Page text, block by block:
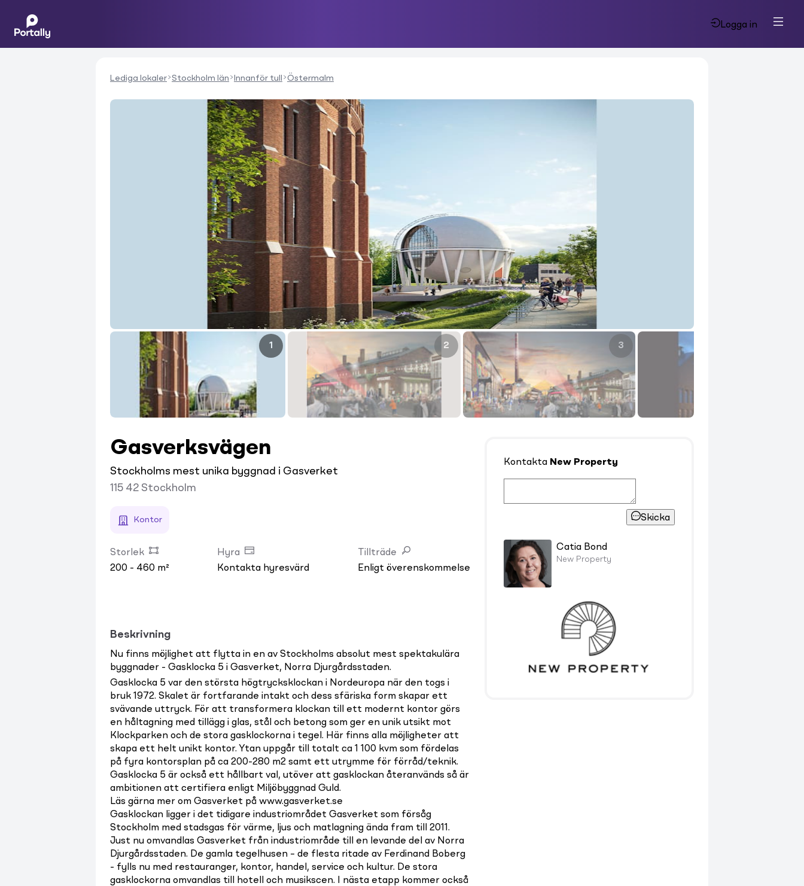
Logga in
Lediga lokaler Stockholm län Innanför tull Östermalm
1 2 3
Gasverksvägen
Stockholms mest unika byggnad i Gasverket
115 42 Stockholm
Kontor
Storlek
200 - 460 m²
Hyra
Kontakta hyresvärd
Tillträde
Enligt överenskommelse
Beskrivning
Nu finns möjlighet att flytta in en av Stockholms absolut mest spektakulära
byggnader - Gasklocka 5 i Gasverket, Norra Djurgårdsstaden.
Gasklocka 5 var den största högtrycksklockan i Nordeuropa när den togs i
bruk 1972. Skalet är fortfarande intakt och dess sfäriska form skapar ett
svävande uttryck. För att transformera klockan till ett modernt kontor görs
en håltagning med tillägg i glas, stål och betong som ger en unik utsikt mot
Klockparken och de stora gasklockorna i tegel. Här finns alla möjligheter att
skapa ett helt unikt kontor. Ytan uppgår till totalt ca 1 100 kvm som fördelas
på fyra kontorsplan på ca 200-280 m2 samt ett utrymme för förråd/teknik.
Gasklocka 5 är också ett hållbart val, utöver att gasklockan återanvänds så är
ambitionen att certifiera enligt Miljöbyggnad Guld.
Läs gärna mer om Gasverket på www.gasverket.se
Gasklockan ligger i det tidigare industriområdet Gasverket som försåg
Stockholm med stadsgas för värme, ljus och matlagning ända fram till 2011.
Just nu omvandlas Gasverket från industriområde till en levande del av Norra
Djurgårdsstaden. De gamla tegelhusen – de flesta ritade av Ferdinand Boberg
- fylls nu med restauranger, kontor, handel, service och kultur. De stora
gasklockorna omvandlas till hotell och musikscen. I nästa etapp kommer också
Kontakta New Property
Skicka
Catia Bond
New Property